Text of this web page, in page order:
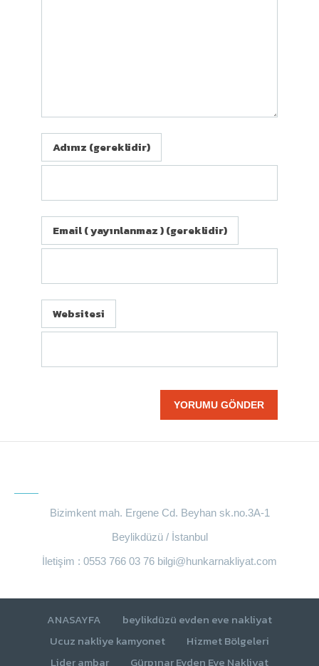
Adınız (gereklidir)
Email ( yayınlanmaz ) (gereklidir)
Websitesi
Bizimkent mah. Ergene Cd. Beyhan sk.no.3A-1
Beylikdüzü / İstanbul
İletişim : 0553 766 03 76 bilgi@hunkarnakliyat.com
ANASAYFA
beylikdüzü evden eve nakliyat
Ucuz nakliye kamyonet
Hizmet Bölgeleri
Lider ambar
Gürpınar Evden Eve Nakliyat